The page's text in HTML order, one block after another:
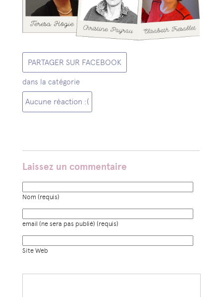
PARTAGER SUR FACEBOOK
dans la catégorie
Aucune réaction :(
Laissez un commentaire
Nom (requis)
email (ne sera pas publié) (requis)
Site Web